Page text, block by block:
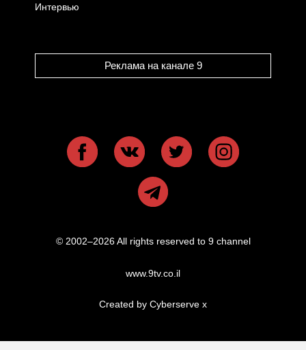
Интервью
Реклама на канале 9
© 2002–2026 All rights reserved to 9 channel
www.9tv.co.il
Created by Cyberserve x